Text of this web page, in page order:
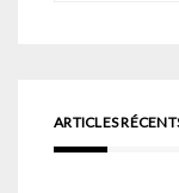
ARTICLES